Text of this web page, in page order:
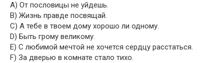
A) От пословицы не уйдешь.
B) Жизнь правде посвящай.
C) А тебе в твоем дому хорошо ли одному.
D) Быть грому великому.
E) С любимой мечтой не хочется сердцу расстаться.
F) За дверью в комнате стало тихо.